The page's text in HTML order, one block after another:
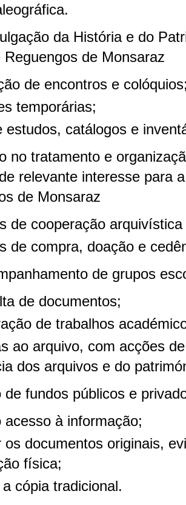
da História e do
Reguengos de Monsaraz
de encontros e
temporárias;
estudos, catálogos e
no tratamento e
relevante interesse para
de Monsaraz
de cooperação
de compra, doação e
de grupos
de documentos;
de trabalhos
ao arquivo, com acções
dos arquivos e do
de fundos públicos e
acesso à informação;
os documentos originais,
física;
cópia tradicional.